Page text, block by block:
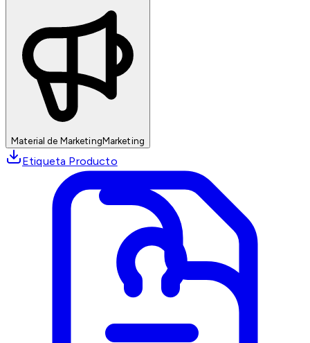
Material de MarketingMarketing
Etiqueta Producto